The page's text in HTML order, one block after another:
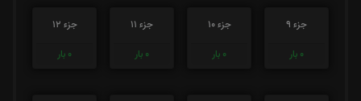
جزء 9
0 بار
جزء 10
0 بار
جزء 11
0 بار
جزء 12
0 بار